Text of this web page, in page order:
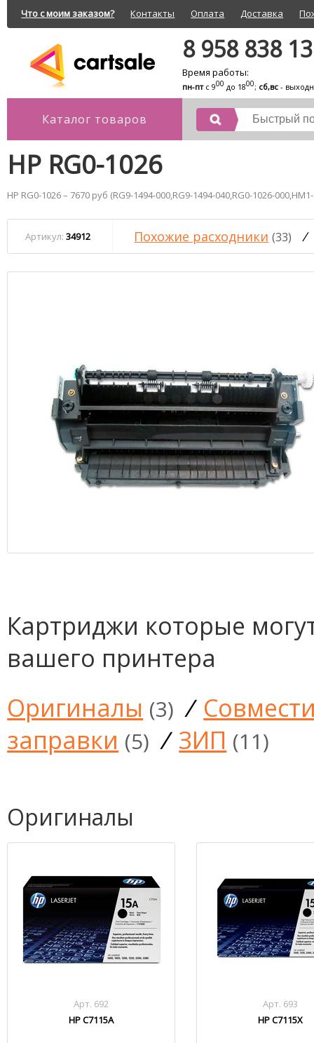
Что с моим заказом? Контакты Оплата Доставка
8 958 838
Время работы:
пн-птс 900 до 1800; сб,вс -
Каталог товаров
HP RG0-1026
HP RG0-1026 – 7670 руб (RG9-1494-000,RG9-1494-040,RG0-1026-
Артикул: 34912 Похожие расходники (33) /
Картриджи которые
вашего принтера
Оригиналы (3) /
заправки (5) / ЗИП (11)
Оригиналы
Арт. 692
HP C7115A
Арт. 693
HP C7115X